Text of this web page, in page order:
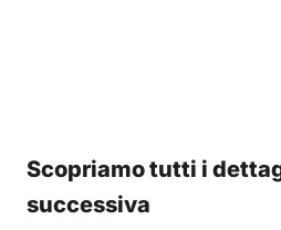
Scopriamo tutti i
successiva